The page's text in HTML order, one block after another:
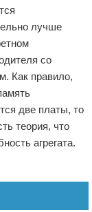
лучше
со
Как правило,
две платы, то
теория, что
агрегата.